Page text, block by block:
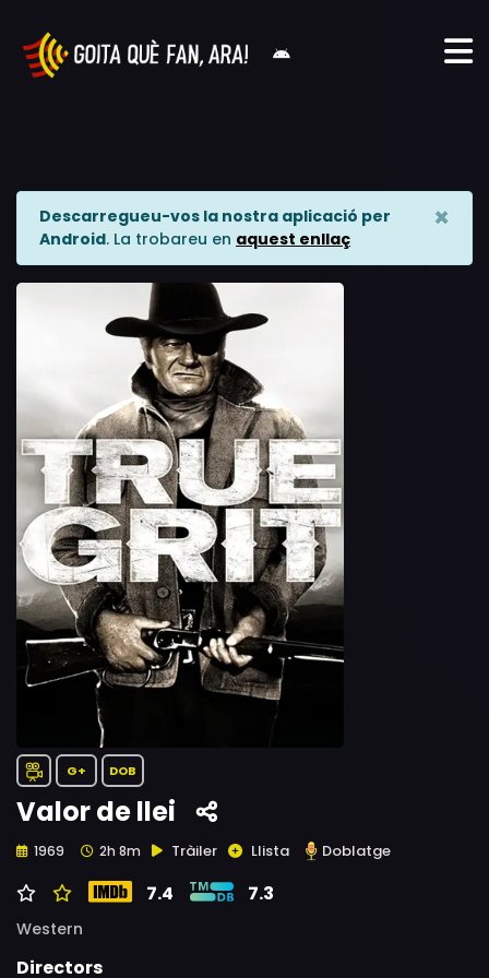
Descarregueu-vos la nostra aplicació per
Android. La trobareu en aquest enllaç
×
G+ DOB
Valor de llei
1969 2h 8m Tràiler Llista Doblatge
7.4 7.3
Western
Directors